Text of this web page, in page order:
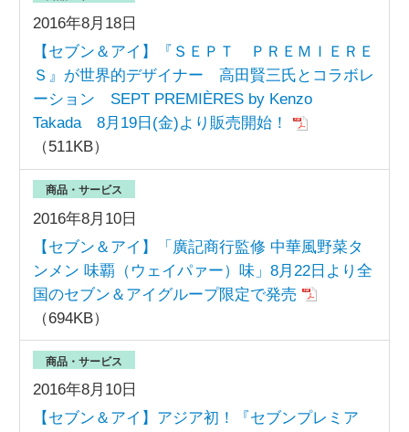
2016年8月18日
【セブン＆アイ】『ＳＥＰＴ ＰＲＥＭＩＥＲＥ
Ｓ』が世界的デザイナー 高田賢三氏とコラボレ
ーション SEPT PREMIÈRES by Kenzo
Takada 8月19日(金)より販売開始！
（511KB）
2016年8月10日
商品・サービス
【セブン＆アイ】「廣記商行監修 中華風野菜タ
ンメン 味覇（ウェイパァー）味」8月22日より全
国のセブン＆アイグループ限定で発売
（694KB）
2016年8月10日
商品・サービス
【セブン＆アイ】アジア初！『セブンプレミア